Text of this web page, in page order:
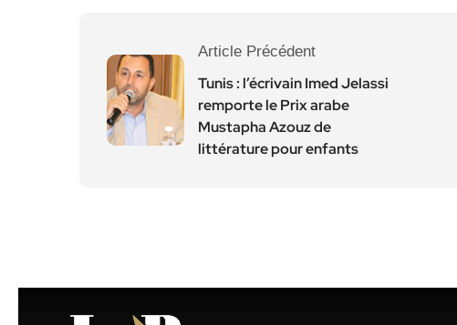
Article Précédent
Tunis : l’écrivain Imed Jelassi
remporte le Prix arabe
Mustapha Azouz de
littérature pour enfants